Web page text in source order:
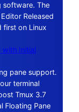
software. The
Released
first on Linux
with Initial
pane support.
terminal
Tmux 3.7
Floating Pane